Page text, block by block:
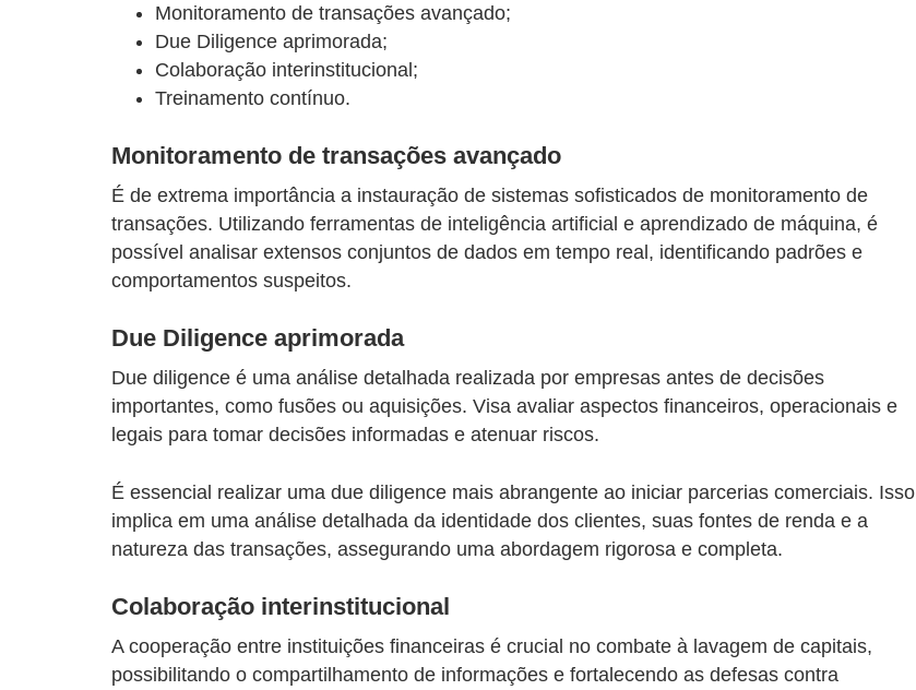
Monitoramento de transações avançado;
Due Diligence aprimorada;
Colaboração interinstitucional;
Treinamento contínuo.
Monitoramento de transações avançado
É de extrema importância a instauração de sistemas sofisticados de monitoramento de
transações. Utilizando ferramentas de inteligência artificial e aprendizado de máquina, é
possível analisar extensos conjuntos de dados em tempo real, identificando padrões e
comportamentos suspeitos.
Due Diligence aprimorada
Due diligence é uma análise detalhada realizada por empresas antes de decisões
importantes, como fusões ou aquisições. Visa avaliar aspectos financeiros, operacionais e
legais para tomar decisões informadas e atenuar riscos.
É essencial realizar uma due diligence mais abrangente ao iniciar parcerias comerciais. Isso
implica em uma análise detalhada da identidade dos clientes, suas fontes de renda e a
natureza das transações, assegurando uma abordagem rigorosa e completa.
Colaboração interinstitucional
A cooperação entre instituições financeiras é crucial no combate à lavagem de capitais,
possibilitando o compartilhamento de informações e fortalecendo as defesas contra